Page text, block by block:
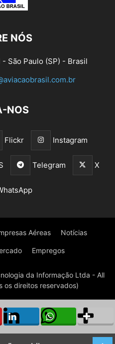
NÓS
- São Paulo (SP) - Brasil
NOS
Flickr Instagram
Telegram X
Aéreas Notícias
Empregos
da Informação Ltda - All
os direitos reservados)